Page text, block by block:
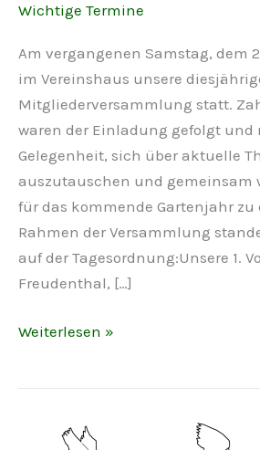
Wichtige Termine
Am vergangenen Samstag, dem
im Vereinshaus unsere
Mitgliederversammlung statt.
waren der Einladung gefolgt und
Gelegenheit, sich über aktuelle
auszutauschen und gemeinsam
für das kommende Gartenjahr
Rahmen der Versammlung
auf der Tagesordnung:Unsere 1.
Freudenthal, […]
Mitgliederversammlung
Wahlen
Weiterlesen »